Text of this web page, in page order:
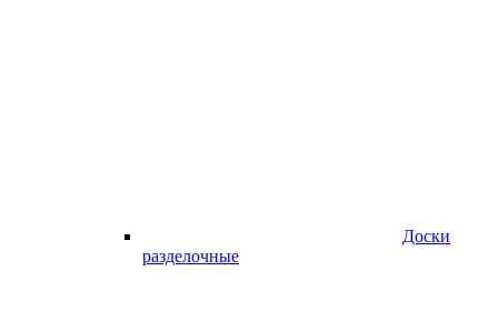
Доски
разделочные